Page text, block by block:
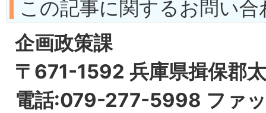
この記事に関するお問い合
企画政策課
〒671-1592 兵庫県揖保郡
電話:079-277-5998 ファ